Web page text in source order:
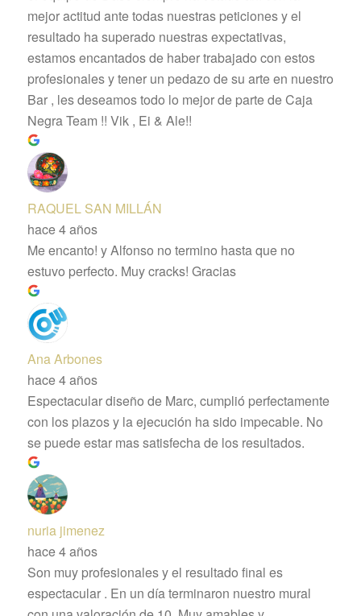
mejor actitud ante todas nuestras peticiones y el
resultado ha superado nuestras expectativas,
estamos encantados de haber trabajado con estos
profesionales y tener un pedazo de su arte en nuestro
Bar , les deseamos todo lo mejor de parte de Caja
Negra Team !! Vik , Ei & Ale!!
RAQUEL SAN MILLÁN
hace 4 años
Me encanto! y Alfonso no termino hasta que no
estuvo perfecto. Muy cracks! Gracias
Ana Arbones
hace 4 años
Espectacular diseño de Marc, cumplió perfectamente
con los plazos y la ejecución ha sido impecable. No
se puede estar mas satisfecha de los resultados.
nuria jimenez
hace 4 años
Son muy profesionales y el resultado final es
espectacular . En un día terminaron nuestro mural